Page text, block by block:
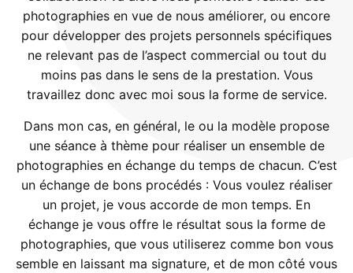
photographies en vue de nous améliorer, ou encore
pour développer des projets personnels spécifiques
ne relevant pas de l’aspect commercial ou tout du
moins pas dans le sens de la prestation. Vous
travaillez donc avec moi sous la forme de service.
Dans mon cas, en général, le ou la modèle propose
une séance à thème pour réaliser un ensemble de
photographies en échange du temps de chacun. C’est
un échange de bons procédés : Vous voulez réaliser
un projet, je vous accorde de mon temps. En
échange je vous offre le résultat sous la forme de
photographies, que vous utiliserez comme bon vous
semble en laissant ma signature, et de mon côté vous